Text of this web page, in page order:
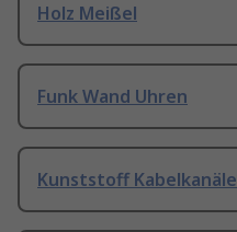
Holz Meißel
Funk Wand Uhren
Kunststoff Kabelkanäle